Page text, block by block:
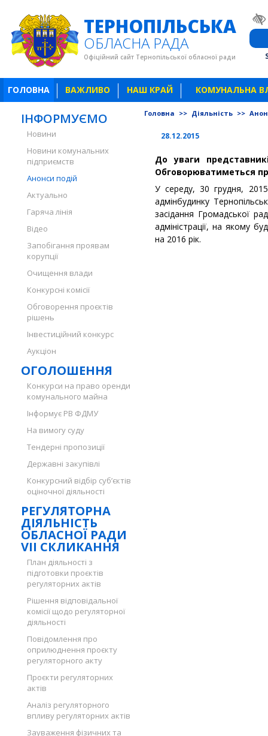
ТЕРНОПІЛЬСЬКА
ОБЛАСНА РАДА
Офіційний сайт Тернопільської обласної ради
ГОЛОВНА ВАЖЛИВО НАШ КРАЙ КОМУНАЛЬНА
ІНФОРМУЄМО
Новини
Новини комунальних
підприємств
Анонси подій
Актуально
Гаряча лінія
Відео
Запобігання проявам
корупції
Очищення влади
Конкурсні комісії
Обговорення проєктів
рішень
Інвестиційний конкурс
Аукціон
ОГОЛОШЕННЯ
Конкурси на право оренди
комунального майна
Інформує РВ ФДМУ
На вимогу суду
Тендерні пропозиції
Державні закупівлі
Конкурсний відбір суб’єктів
оціночної діяльності
РЕГУЛЯТОРНА
ДІЯЛЬНІСТЬ
ОБЛАСНОЇ РАДИ
VII СКЛИКАННЯ
План діяльності з
підготовки проєктів
регуляторних актів
Рішення відповідальної
комісії щодо регуляторної
діяльності
Повідомлення про
оприлюднення проєкту
регуляторного акту
Проєкти регуляторних
актів
Аналіз регуляторного
впливу регуляторних актів
Зауваження фізичних та
Головна >> Діяльність >>
28.12.2015
До уваги
Обговорюватиметься
У середу, 30 грудня,
адмінбудинку
засідання Громадської
адміністрації, на якому
на 2016 рік.